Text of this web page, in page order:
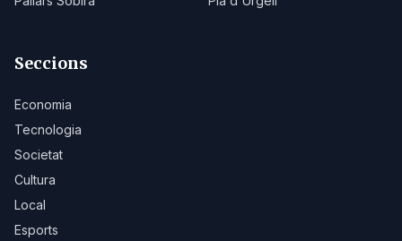
Seccions
Economia
Tecnologia
Societat
Cultura
Local
Esports